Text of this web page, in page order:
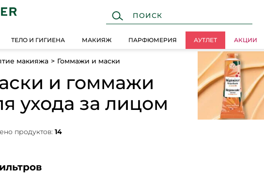
ТЕЛО И ГИГИЕНА МАКИЯЖ ПАРФЮМЕРИЯ АУТЛЕТ АКЦИИ
макияжа Гоммажи и маски
и гоммажи
ухода за лицом
продуктов: 14